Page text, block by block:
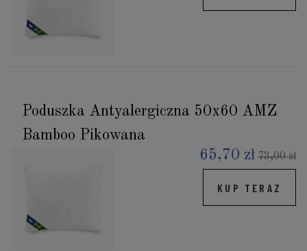
Poduszka Antyalergiczna 50x60 AMZ
Bamboo Pikowana
65,70 zł 73,00 zł
KUP TERAZ